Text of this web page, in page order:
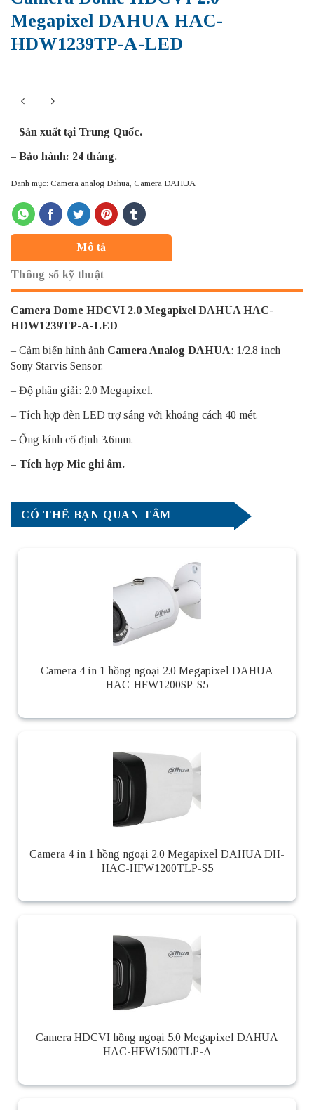
Megapixel DAHUA HAC-
HDW1239TP-A-LED
– Sản xuất tại Trung Quốc.
– Bảo hành: 24 tháng.
Danh mục: Camera analog Dahua, Camera DAHUA
Mô tả
Thông số kỹ thuật
Camera Dome HDCVI 2.0 Megapixel DAHUA HAC-
HDW1239TP-A-LED
– Cảm biến hình ảnh Camera Analog DAHUA: 1/2.8 inch
Sony Starvis Sensor.
– Độ phân giải: 2.0 Megapixel.
– Tích hợp đèn LED trợ sáng với khoảng cách 40 mét.
– Ống kính cố định 3.6mm.
– Tích hợp Mic ghi âm.
CÓ THỂ BẠN QUAN TÂM
Camera 4 in 1 hồng ngoại 2.0 Megapixel DAHUA
HAC-HFW1200SP-S5
Camera 4 in 1 hồng ngoại 2.0 Megapixel DAHUA DH-
HAC-HFW1200TLP-S5
Camera HDCVI hồng ngoại 5.0 Megapixel DAHUA
HAC-HFW1500TLP-A